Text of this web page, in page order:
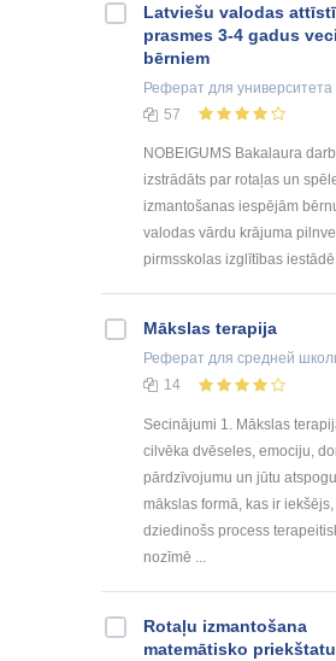
Latviešu valodas
prasmes 3-4 gadus
bērniem
Реферат для университета
57
NOBEIGUMS Bakalaura
izstrādāts par rotaļas un
izmantošanas iespējām
valodas vārdu krājuma
pirmsskolas izglītības
Mākslas terapija
Реферат для средней
14
Secinājumi 1. Mākslas
cilvēka dvēseles, emociju,
pārdzīvojumu un jūtu
mākslas formā, kas ir
dziedinošs process
nozīmē ...
Rotaļu izmantošana
matemātisko priekštatu